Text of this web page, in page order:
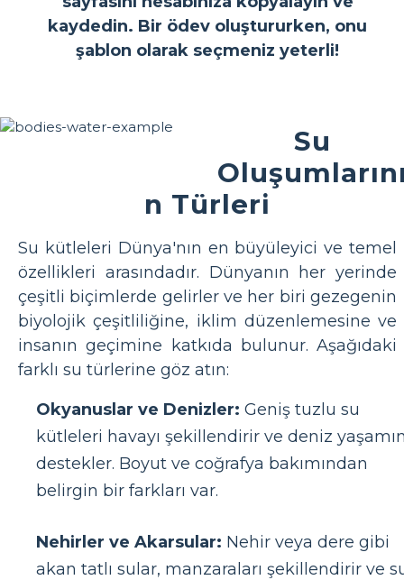
kaydedin. Bir ödev oluştururken, onu
şablon olarak seçmeniz yeterli!
Su
n Türleri
Su kütleleri Dünya'nın en büyüleyici ve temel
özellikleri arasındadır. Dünyanın her yerinde
çeşitli biçimlerde gelirler ve her biri gezegenin
biyolojik çeşitliliğine, iklim düzenlemesine ve
insanın geçimine katkıda bulunur. Aşağıdaki
farklı su türlerine göz atın:
Okyanuslar ve Denizler: Geniş tuzlu su
kütleleri havayı şekillendirir ve deniz
destekler. Boyut ve coğrafya bakımından
belirgin bir farkları var.
Nehirler ve Akarsular: Nehir veya dere gibi
akan tatlı sular, manzaraları şekillendirir ve